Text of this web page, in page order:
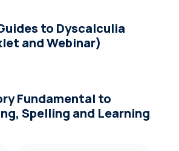
to Dyscalculia
and Webinar)
Fundamental to
Spelling and Learning